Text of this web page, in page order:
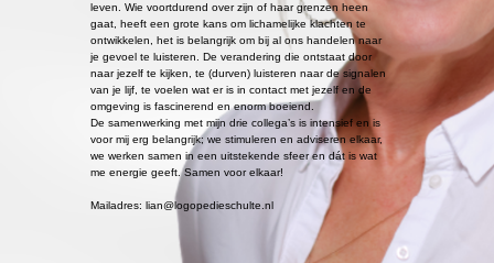
leven. Wie voortdurend over zijn of haar grenzen heen
gaat, heeft een grote kans om lichamelijke klachten te
ontwikkelen, het is belangrijk om bij al ons handelen naar
je gevoel te luisteren. De verandering die ontstaat door
naar jezelf te kijken, te (durven) luisteren naar de signalen
van je lijf, te voelen wat er is in contact met jezelf en de
omgeving is fascinerend en enorm boeiend.
De samenwerking met mijn drie collega’s is intensief en is
voor mij erg belangrijk; we stimuleren en adviseren elkaar,
we werken samen in een uitstekende sfeer en dát is wat
me energie geeft. Samen voor elkaar!
Mailadres: lian@logopedieschulte.nl